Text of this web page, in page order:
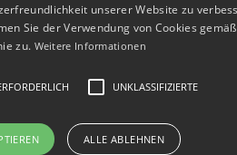
KONSTANZ
STUTTGART
VILLINGEN-SCHWENNINGEN
unserer Website zu
Sie der Verwendung von Cookies
zu. Weitere Informationen
UNKLASSIFIZIERTE
ALLE ABLEHNEN